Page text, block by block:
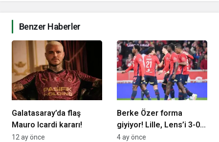
Benzer Haberler
Galatasaray’da flaş
Mauro Icardi kararı!
12 ay önce
Berke Özer forma
giyiyor! Lille, Lens’i 3-0
mağlup etti
4 ay önce